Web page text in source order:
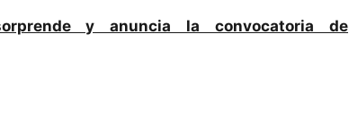
y anuncia la convocatoria de